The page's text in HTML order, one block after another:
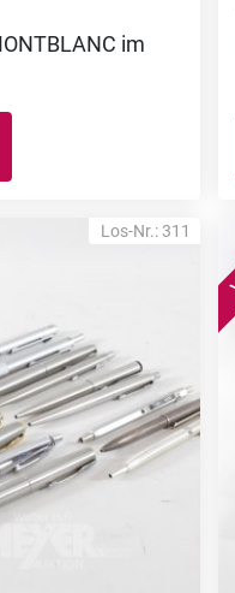
im
Los-Nr.: 311